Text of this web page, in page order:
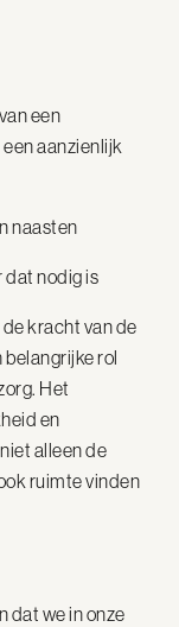
een
aanzienlijk
naasten
dat nodig is
kracht van de
rol
Het
en
alleen de
ruimte vinden
dat we in onze